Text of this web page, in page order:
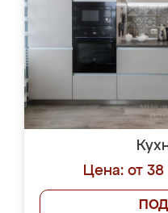
Цена: от